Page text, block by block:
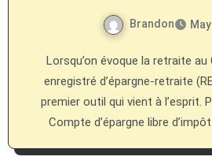
Brandon
Lorsqu’on évoque la retraite au Canada, le Régime
enregistré d’épargne-retraite
premier outil qui vient à l’esprit.
Compte d’épargne libre